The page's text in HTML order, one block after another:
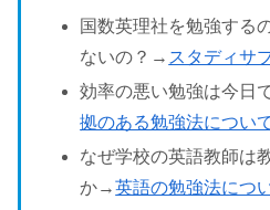
国数英理社を勉強する
ないの？→ スタディサ
効率の悪い勉強は今日
拠のある勉強法につい
なぜ学校の英語教師は
か→英語の勉強法につ